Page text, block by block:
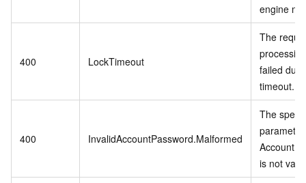
engine
400 LockTimeout
The
failed due
timeout.
400 InvalidAccountPassword.Malformed
The
parameter
is not